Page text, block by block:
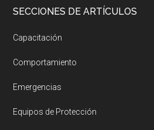
SECCIONES DE ARTÍCULOS
Capacitación
Comportamiento
Emergencias
Equipos de Protección